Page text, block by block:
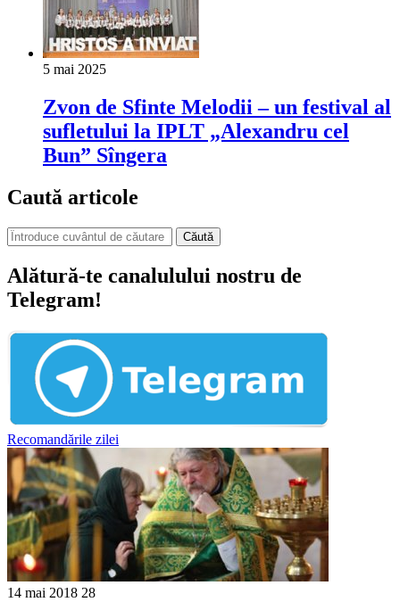
5 mai 2025
Zvon de Sfinte Melodii – un festival al
sufletului la IPLT „Alexandru cel
Bun” Sîngera
Caută articole
Căută
Alătură-te canalulului nostru de
Telegram!
Recomandările zilei
14 mai 2018 28